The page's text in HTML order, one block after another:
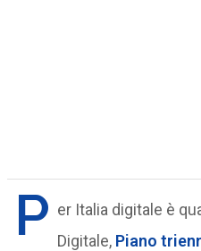
P er Italia digitale è
Digitale, Piano